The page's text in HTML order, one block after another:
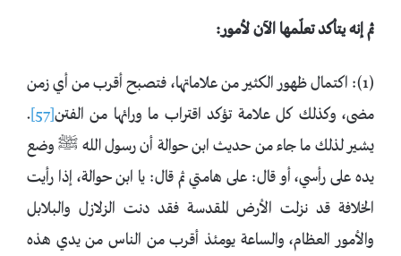
ثم إنه يتأكد تعلّمها الآن لأمور:
(1): اكتمال ظهور الكثير من علاماتها، فتصبح أقرب من أي زمن
مضى، وكذلك كل علامة تؤكد اقتراب ما ورائها من الفتن[57]
.
يشير لذلك ما جاء من حديث ابن حوالة أن رسول الله ﷺ وضع
يده على رأسي، أو قال: على هامتي ثم قال: يا ابن حوالة، إذا رأيت
الخلافة قد نزلت الأرض المقدسة فقد دنت الزلازل والبلابل
والأمور العظام، والساعة يومئذ أقرب من الناس ‌من ‌يدي ‌هذه